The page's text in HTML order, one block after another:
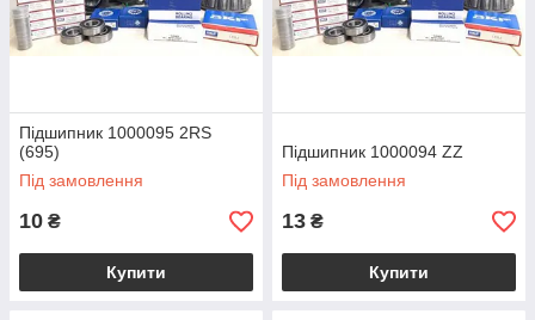
Підшипник 1000095 2RS
(695)
Під замовлення
10 ₴
Купити
Підшипник 1000094 ZZ
Під замовлення
13 ₴
Купити